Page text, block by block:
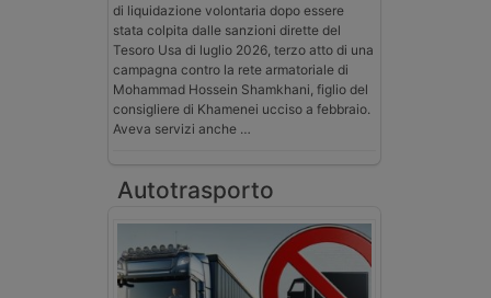
di liquidazione volontaria dopo essere
stata colpita dalle sanzioni dirette del
Tesoro Usa di luglio 2026, terzo atto di una
campagna contro la rete armatoriale di
Mohammad Hossein Shamkhani, figlio del
consigliere di Khamenei ucciso a febbraio.
Aveva servizi anche …
Autotrasporto